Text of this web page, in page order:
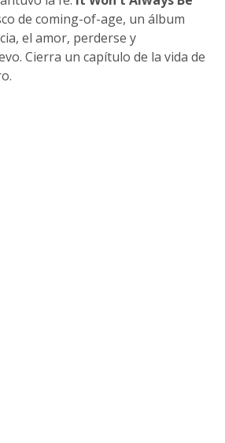
de coming-of-age, un álbum
el amor, perderse y
Cierra un capítulo de la vida de